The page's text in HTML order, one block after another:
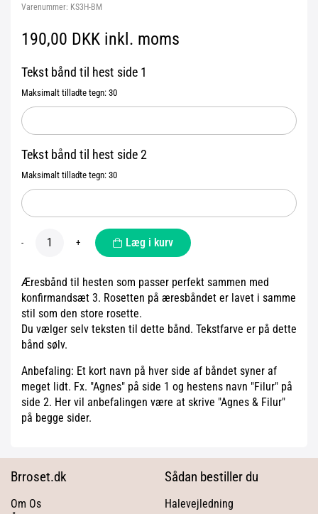
Varenummer: KS3H-BM
190,00 DKK inkl. moms
Tekst bånd til hest side 1
Maksimalt tilladte tegn: 30
Tekst bånd til hest side 2
Maksimalt tilladte tegn: 30
- + Læg i kurv
Æresbånd til hesten som passer perfekt sammen med
konfirmandsæt 3. Rosetten på æresbåndet er lavet i samme
stil som den store rosette.
Du vælger selv teksten til dette bånd. Tekstfarve er på dette
bånd sølv.
Anbefaling: Et kort navn på hver side af båndet syner af
meget lidt. Fx. "Agnes" på side 1 og hestens navn "Filur" på
side 2. Her vil anbefalingen være at skrive "Agnes & Filur"
på begge sider.
Brroset.dk
Om Os
Sådan bestiller du
Halevejledning